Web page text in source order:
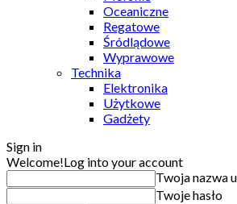
Oceaniczne
Regatowe
Śródlądowe
Wyprawowe
Technika
Elektronika
Użytkowe
Gadżety
Sign in
Welcome!Log into your account
Twoja nazwa
Twoje hasło